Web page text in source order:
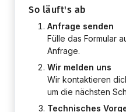
So läuft's ab
Anfrage senden
Fülle das Formular
Anfrage.
Wir melden uns
Wir kontaktieren
um die nächsten
Technisches